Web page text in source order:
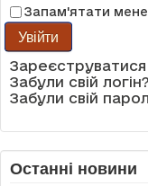
Запам'ятати мене
Увійти
Зареєструватися
Забули свій логін?
Забули свій
Останні новини